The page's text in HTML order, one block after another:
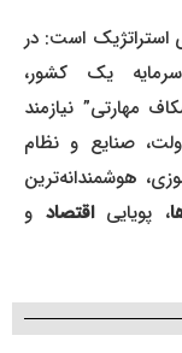
استراتژیک است: در
سرمایه یک کشور،
مهارتی” نیازمند
صنایع و نظام
هوشمندانه‌ترین
، پویاییاقتصاد و